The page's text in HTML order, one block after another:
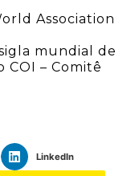
Association
mundial de
– Comitê
LinkedIn